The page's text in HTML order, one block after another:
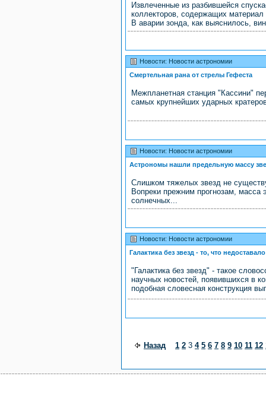
Извлеченные из разбившейся
коллекторов, содержащих
В аварии зонда, как выяснилось,
Новости: Новости астрономии
Смертельная рана от стрелы Гефеста
Межпланетная станция "Кассини"
самых крупнейших ударных
Новости: Новости астрономии
Астрономы нашли предельную массу
Слишком тяжелых звезд не
Вопреки прежним прогнозам,
солнечных...
Новости: Новости астрономии
Галактика без звезд - то, что
"Галактика без звезд" - такое
научных новостей, появившихся в
подобная словесная конструкция
Назад 1 2 3 4 5 6 7 8 9 10 11 12